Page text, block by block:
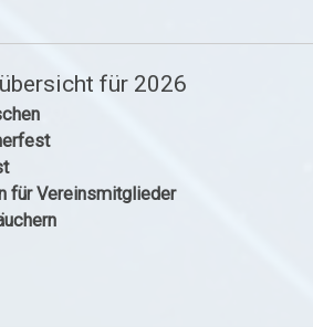
für 2026
für Vereinsmitglieder